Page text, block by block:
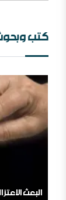
إيران
كتب
بحث:
البعث